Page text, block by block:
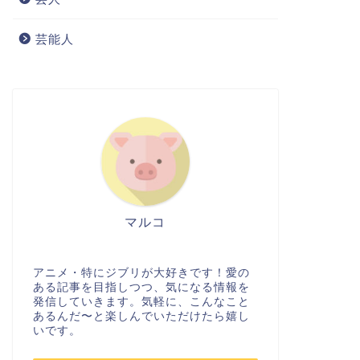
芸能人
マルコ
アニメ・特にジブリが大好きです！愛の
ある記事を目指しつつ、気になる情報を
発信していきます。気軽に、こんなこと
あるんだ〜と楽しんでいただけたら嬉し
いです。